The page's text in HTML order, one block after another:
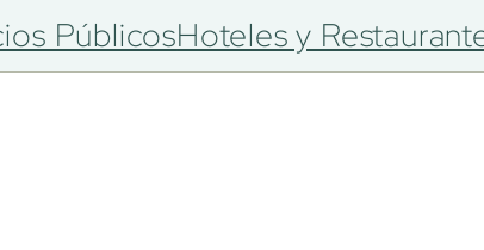
PúblicosHoteles y